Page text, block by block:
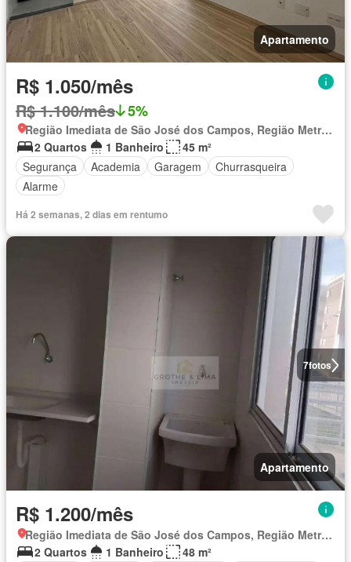
Apartamento
R$ 1.050/mês
R$ 1.100/mês 5%
Região Imediata de São José dos Campos, Região Metropolitana do Vale do Paraíba e Litoral Norte
2 Quartos
1 Banheiro
45 m²
Segurança
Academia Garagem
Churrasqueira
Alarme
Há 2 semanas, 2 dias em rentumo
7fotos
Apartamento
R$ 1.200/mês
Região Imediata de São José dos Campos, Região Metropolitana do Vale do Paraíba e Litoral Norte
2 Quartos
1 Banheiro
48 m²